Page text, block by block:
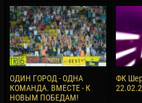
24 February
Vladislav COSTIN
02 March
Veaceslav COZMA
09 March
Emmanuel AFETSE
13
24
15
ОДИН ГОРОД - ОДНА
КОМАНДА. ВМЕСТЕ - К
НОВЫМ ПОБЕДАМ!
ФК